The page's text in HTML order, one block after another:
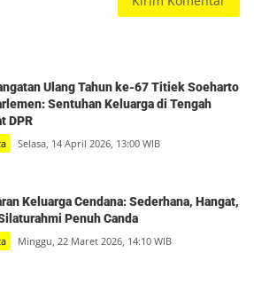
Ulang Tahun ke-67 Titiek Soeharto
Sentuhan Keluarga di Tengah
DPR
Selasa, 14 April 2026, 13:00 WIB
Keluarga Cendana: Sederhana, Hangat,
Penuh Canda
Minggu, 22 Maret 2026, 14:10 WIB